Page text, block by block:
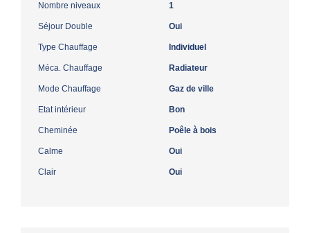
Nombre niveaux 1
Séjour Double Oui
Type Chauffage Individuel
Méca. Chauffage Radiateur
Mode Chauffage Gaz de ville
Etat intérieur Bon
Cheminée Poêle à bois
Calme Oui
Clair Oui